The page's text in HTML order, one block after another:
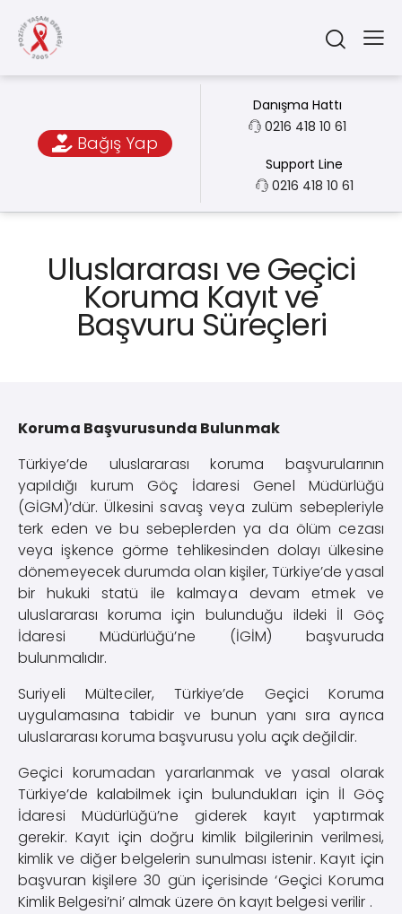
Bağış Yap
Danışma Hattı
0216 418 10 61
Support Line
0216 418 10 61
Uluslararası ve Geçici
Koruma Kayıt ve
Başvuru Süreçleri
Koruma Başvurusunda Bulunmak
Türkiye’de uluslararası koruma başvurularının
yapıldığı kurum Göç İdaresi Genel Müdürlüğü
(GİGM)’dür. Ülkesini savaş veya zulüm sebepleriyle
terk eden ve bu sebeplerden ya da ölüm cezası
veya işkence görme tehlikesinden dolayı ülkesine
dönemeyecek durumda olan kişiler, Türkiye’de yasal
bir hukuki statü ile kalmaya devam etmek ve
uluslararası koruma için bulunduğu ildeki İl Göç
İdaresi Müdürlüğü’ne (İGİM) başvuruda
bulunmalıdır.
Suriyeli Mülteciler, Türkiye’de Geçici Koruma
uygulamasına tabidir ve bunun yanı sıra ayrıca
uluslararası koruma başvurusu yolu açık değildir.
Geçici korumadan yararlanmak ve yasal olarak
Türkiye’de kalabilmek için bulundukları için İl Göç
İdaresi Müdürlüğü’ne giderek kayıt yaptırmak
gerekir. Kayıt için doğru kimlik bilgilerinin verilmesi,
kimlik ve diğer belgelerin sunulması istenir. Kayıt için
başvuran kişilere 30 gün içerisinde ‘Geçici Koruma
Kimlik Belgesi’ni’ almak üzere ön kayıt belgesi verilir .